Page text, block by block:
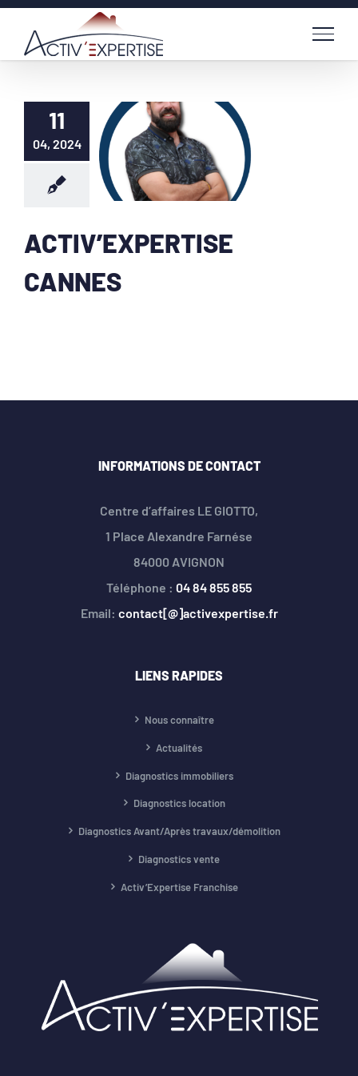
Passer
contenu
11
04, 2024
ACTIV’EXPERTISE
CANNES
INFORMATIONS DE CONTACT
Centre d’affaires LE GIOTTO,
1 Place Alexandre Farnése
84000 AVIGNON
Téléphone : 04 84 855 855
Email: contact[@]activexpertise.fr
LIENS RAPIDES
Nous connaître
Actualités
Diagnostics immobiliers
Diagnostics location
Diagnostics Avant/Après travaux/démolition
Diagnostics vente
Activ’Expertise Franchise